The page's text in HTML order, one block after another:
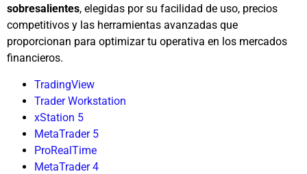
sobresalientes, elegidas por su facilidad de uso, precios
competitivos y las herramientas avanzadas que
proporcionan para optimizar tu operativa en los mercados
financieros.
TradingView
Trader Workstation
xStation 5
MetaTrader 5
ProRealTime
MetaTrader 4